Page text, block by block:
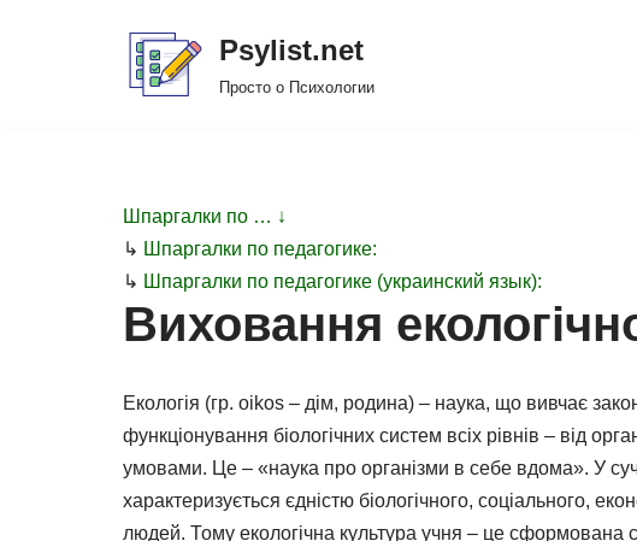
Psylist.net
Просто о Психологии
Шпаргалки по … ↓
↳ Шпаргалки по педагогике:
↳ Шпаргалки по педагогике (украинский язык):
Виховання
Екологія (гр. oikos – дім, родина) – наука, що вивчає
функціонування біологічних систем всіх рівнів – від
умовами. Це – «наука про організми в себе вдома». У
характеризується єдністю біологічного, соціального,
людей. Тому екологічна культура учня – це сформована